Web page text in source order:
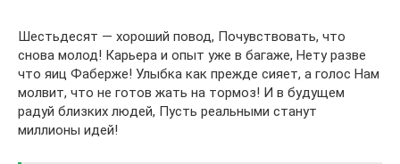
Шестьдесят — хороший повод, Почувствовать, что
снова молод! Карьера и опыт уже в багаже, Нету разве
что яиц Фаберже! Улыбка как прежде сияет, а голос Нам
молвит, что не готов жать на тормоз! И в будущем
радуй близких людей, Пусть реальными станут
миллионы идей!